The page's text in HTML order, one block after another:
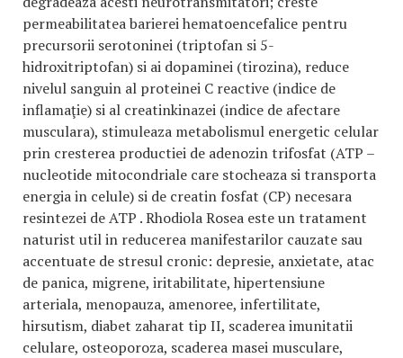
permeabilitatea barierei hematoencefalice pentru
precursorii serotoninei (triptofan si 5-
hidroxitriptofan) si ai dopaminei (tirozina), reduce
nivelul sanguin al proteinei C reactive (indice de
inflamaţie) si al creatinkinazei (indice de afectare
musculara), stimuleaza metabolismul energetic celular
prin cresterea productiei de adenozin trifosfat (ATP –
nucleotide mitocondriale care stocheaza si transporta
energia in celule) si de creatin fosfat (CP) necesara
resintezei de ATP . Rhodiola Rosea este un tratament
naturist util in reducerea manifestarilor cauzate sau
accentuate de stresul cronic: depresie, anxietate, atac
de panica, migrene, iritabilitate, hipertensiune
arteriala, menopauza, amenoree, infertilitate,
hirsutism, diabet zaharat tip II, scaderea imunitatii
celulare, osteoporoza, scaderea masei musculare,